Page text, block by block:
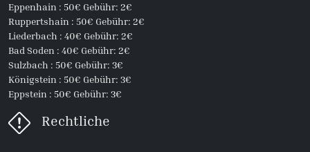
Eppenhain : 50€ Gebühr: 2€
Ruppertshain : 50€ Gebühr: 2€
Liederbach : 40€ Gebühr: 2€
Bad Soden : 40€ Gebühr: 2€
Sulzbach : 50€ Gebühr: 3€
Königstein : 50€ Gebühr: 3€
Eppstein : 50€ Gebühr: 3€
Rechtliche